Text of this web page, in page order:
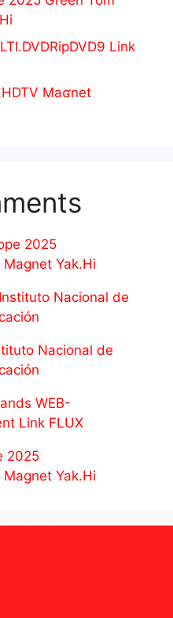
Link
Maʛnet
2025
Magnet Yak.Hi
Nacional de
Nacional de
WEB-
Link FLUX
2025
Magnet Yak.Hi